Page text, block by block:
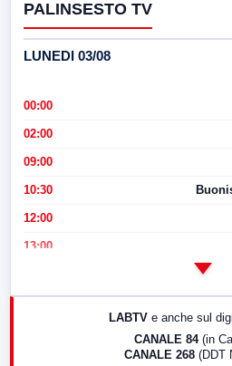
PALINSESTO TV
LUNEDI 03/08
00:00
02:00
09:00
10:30
12:00
13:00
17:00
LABTV e anche sul
CANALE 84 (in
CANALE 268 (DDT